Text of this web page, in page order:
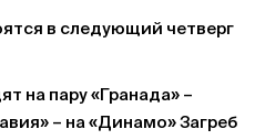
в следующий четверг
на пару «Гранада» –
– на «Динамо» Загреб